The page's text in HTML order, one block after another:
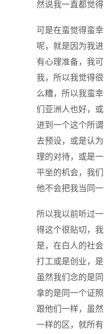
然说我一直都觉
可是在蛮觉得蛮
呢，就是因为我
有心理准备，我
我，所以我觉得
么糟，所以我蛮
们亚洲人也好，
进到一个这个所
去预设，或是认
理的对待，或是
平坐的机会，我
他不会把我当同一
所以我以前听过
得这个很贴切，
是，在白人的社
打工或是创业，
虽然我们念的是
拿的是同一个证
跟他们一样，虽
一样的区，就所